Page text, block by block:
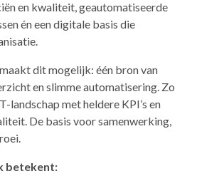
en kwaliteit, geautomatiseerde
én een digitale basis die
dit mogelijk: één bron van
en slimme automatisering. Zo
landschap met heldere KPI’s en
De basis voor samenwerking,
betekent: